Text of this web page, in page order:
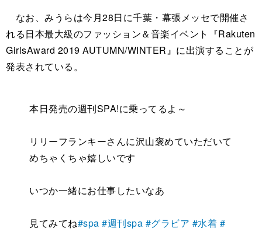
なお、みうらは今月28日に千葉・幕張メッセで開催さ
れる日本最大級のファッション＆音楽イベント『Rakuten
GirlsAward 2019 AUTUMN/WINTER』に出演することが
発表されている。
本日発売の週刊SPA!に乗ってるよ～
リリーフランキーさんに沢山褒めていただいて
めちゃくちゃ嬉しいです
いつか一緒にお仕事したいなあ
見てみてね#spa #週刊spa #グラビア #水着 #